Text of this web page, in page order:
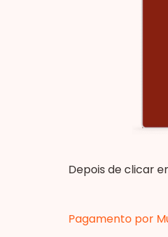
Depois de clicar
Pagamento por